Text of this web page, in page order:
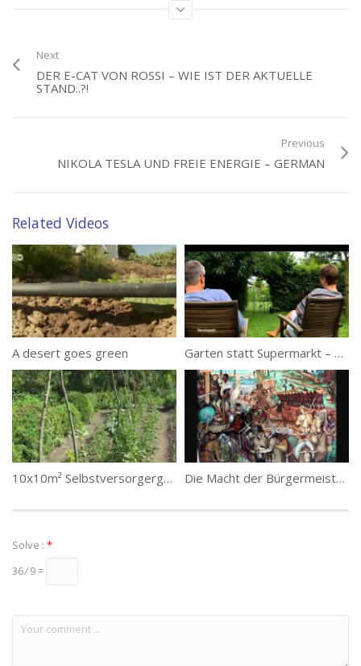
Category:
freier Strom für alle , kabellose Stromübertragung , Tesla
Next
DER E-CAT VON ROSSI – WIE IST DER AKTUELLE
STAND..?!
Previous
NIKOLA TESLA UND FREIE ENERGIE – GERMAN
Related Videos
A desert goes green Garten statt Supermarkt – Selbstversorgung aus dem Garten
10x10m² Selbstversorgergarten, Die Macht der Bürgermeister- Friedensverträge
Solve : *
36 ⁄ 9 =